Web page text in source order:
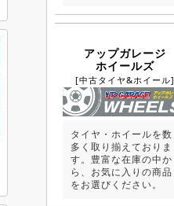
アップガレージ
ホイールズ
[中古タイヤ&ホイール]
タイヤ・ホイールを数
多く取り揃えておりま
す。豊富な在庫の中か
ら、お気に入りの商品
をお選びください。